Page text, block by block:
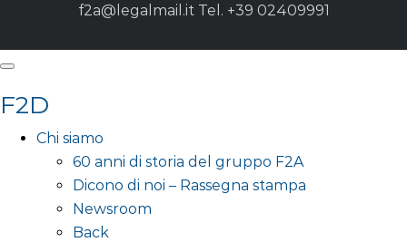
f2a@legalmail.itTel. +39 02409991
F2D
Chi siamo
60 anni di storia del gruppo F2A
Dicono di noi – Rassegna stampa
Newsroom
Back